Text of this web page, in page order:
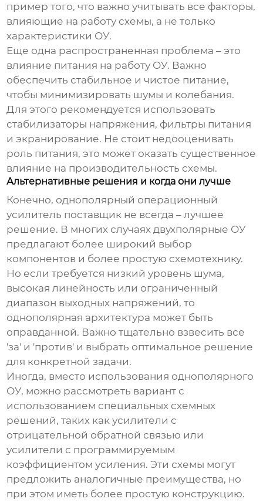
пример того, что важно учитывать все факторы,
влияющие на работу схемы, а не только
характеристики ОУ.
Еще одна распространенная проблема – это
влияние питания на работу ОУ. Важно
обеспечить стабильное и чистое питание,
чтобы минимизировать шумы и колебания.
Для этого рекомендуется использовать
стабилизаторы напряжения, фильтры питания
и экранирование. Не стоит недооценивать
роль питания, это может оказать существенное
влияние на производительность схемы.
Альтернативные решения и когда они лучше
Конечно, однополярный операционный
усилитель поставщик не всегда – лучшее
решение. В многих случаях двухполярные ОУ
предлагают более широкий выбор
компонентов и более простую схемотехнику.
Но если требуется низкий уровень шума,
высокая линейность или ограниченный
диапазон выходных напряжений, то
однополярная архитектура может быть
оправданной. Важно тщательно взвесить все
'за' и 'против' и выбрать оптимальное решение
для конкретной задачи.
Иногда, вместо использования однополярного
ОУ, можно рассмотреть вариант с
использованием специальных схемных
решений, таких как усилители с
отрицательной обратной связью или
усилители с программируемым
коэффициентом усиления. Эти схемы могут
предложить аналогичные преимущества, но
при этом иметь более простую конструкцию.